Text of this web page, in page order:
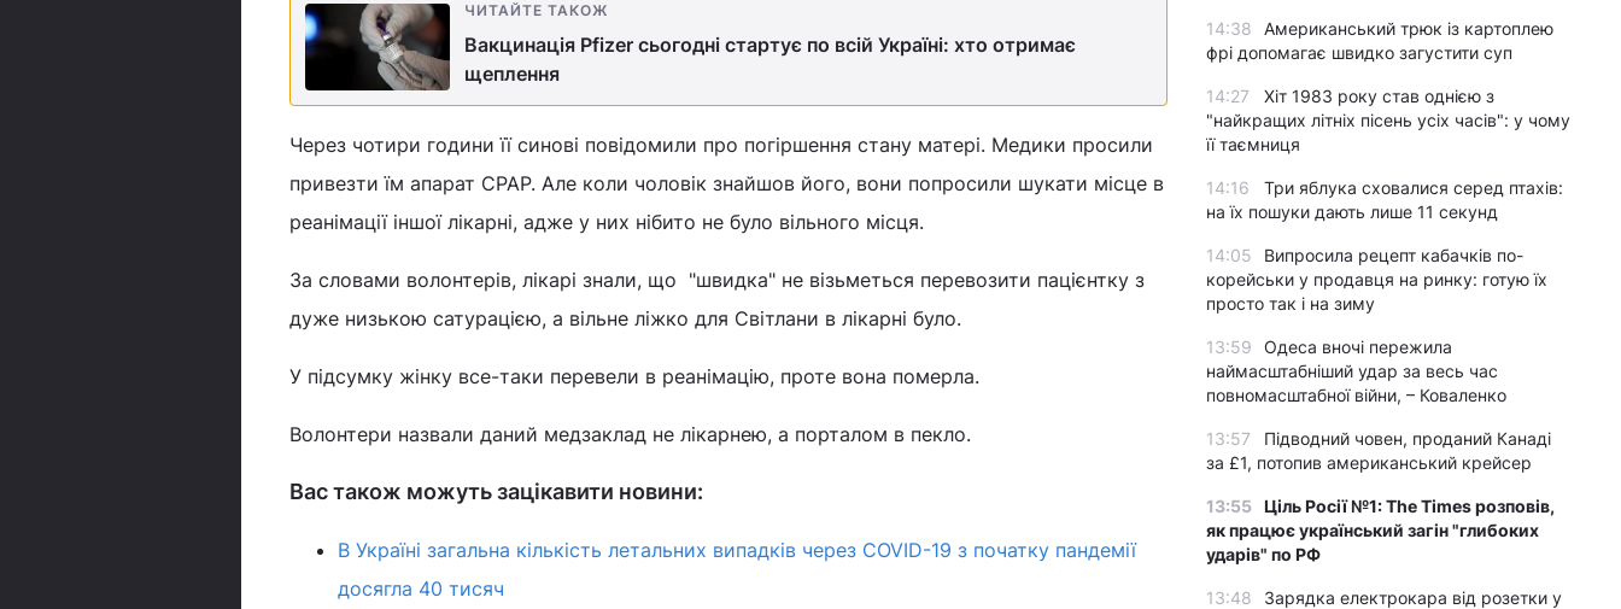
ЧИТАЙТЕ ТАКОЖ
Вакцинація Pfizer сьогодні стартує по всій Україні: хто отримає
щеплення
Через чотири години її синові повідомили про погіршення стану матері. Медики просили
привезти їм апарат СРАР. Але коли чоловік знайшов його, вони попросили шукати місце в
реанімації іншої лікарні, адже у них нібито не було вільного місця.
За словами волонтерів, лікарі знали, що "швидка" не візьметься перевозити пацієнтку з
дуже низькою сатурацією, а вільне ліжко для Світлани в лікарні було.
У підсумку жінку все-таки перевели в реанімацію, проте вона померла.
Волонтери назвали даний медзаклад не лікарнею, а порталом в пекло.
Вас також можуть зацікавити новини:
В Україні загальна кількість летальних випадків через COVID-19 з початку пандемії
досягла 40 тисяч
14:38
Американський трюк із картоплею
фрі допомагає швидко загустити суп
14:27
Хіт 1983 року став однією з
"найкращих літніх пісень усіх часів": у чому
її таємниця
14:16
Три яблука сховалися серед птахів:
на їх пошуки дають лише 11 секунд
14:05
Випросила рецепт кабачків по-
корейськи у продавця на ринку: готую їх
просто так і на зиму
13:59
Одеса вночі пережила
наймасштабніший удар за весь час
повномасштабної війни, – Коваленко
13:57
Підводний човен, проданий Канаді
за £1, потопив американський крейсер
13:55 Ціль Росії №1: The Times розповів,
як працює український загін "глибоких
ударів" по РФ
13:48
Зарядка електрокара від розетки у